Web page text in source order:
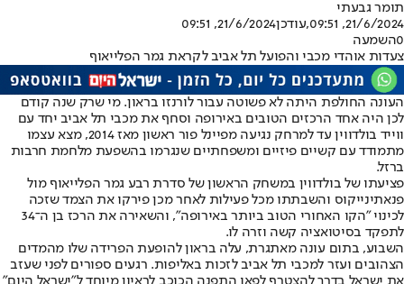
תומר גבעתי
21/6/2024, 09:51
,עודכן21/6/2024, 09:51
0השמעה
צעדות אוהדי מכבי והפועל תל אביב לקראת גמר הפלייאוף
העונה החולפת היתה לא פשוטה עבור לורנזו בראון. מי שרק שנה קודם
לכן היה אחד הרכזים הטובים באירופה וסחף את מכבי תל אביב יחד עם
ווייד בולדווין עד למרחק נגיעה מפיינל פור ראשון מאז 2014, מצא עצמו
מתמודד עם קשיים פיזיים ומשפחתיים שנגרמו בהשפעת מלחמת חרבות
ברזל.
פציעתו של בולדווין במשחק הראשון של סדרת רבע גמר הפלייאוף מול
פנאתינייקוס והשבתתו מכל פעילות לאחר מכן פירקו את הצמד שזכה
לכינוי "הקו האחורי הטוב ביותר באירופה", והשאירה את הרכז בן ה־34
לתפקד בסיטואציה קשה וזרה לו.
השבוע, בתום עונה מאתגרת, עלה בראון להופעת הפרידה שלו מהמדים
הצהובים ועזר למכבי תל אביב לזכות באליפות. רגעים ספורים לפני שעזב